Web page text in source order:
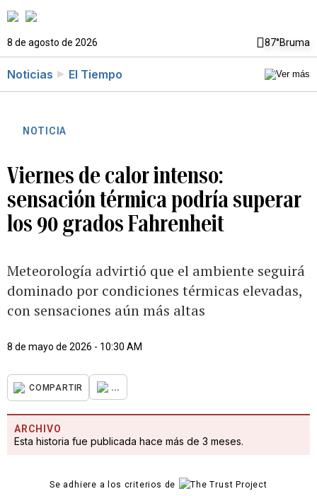
8 de agosto de 2026 87°Bruma
Noticias El Tiempo
NOTICIA
Viernes de calor intenso:
sensación térmica podría superar
los 90 grados Fahrenheit
Meteorología advirtió que el ambiente seguirá
dominado por condiciones térmicas elevadas,
con sensaciones aún más altas
8 de mayo de 2026 - 10:30 AM
COMPARTIR ...
ARCHIVO
Esta historia fue publicada hace más de 3 meses.
Se adhiere a los criterios de